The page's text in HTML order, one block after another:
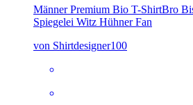
Männer Premium Bio T-ShirtBro
Spiegelei Witz Hühner Fan
von Shirtdesigner100